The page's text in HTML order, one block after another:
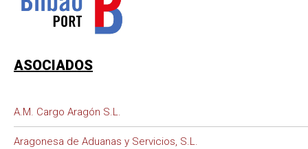
ASOCIADOS
A.M. Cargo Aragón S.L.
Aragonesa de Aduanas y Servicios, S.L.